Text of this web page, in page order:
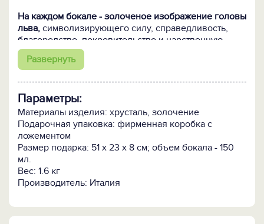
На каждом бокале - золоченое изображение головы
льва, символизирующего силу, справедливость,
благородство, покровительство и царственную
власть.
Кому подарить:Представителям власти всех
уровней, руководителям компаний и предприятий –
всем кто умеет добиваться победы честно и
бесстрашно.
Развернуть
Параметры:
Материалы изделия: хрусталь, золочение
Подарочная упаковка: фирменная коробка с
ложементом
Размер подарка: 51 х 23 х 8 см; объем бокала - 150
мл.
Вес: 1.6 кг
Производитель: Италия